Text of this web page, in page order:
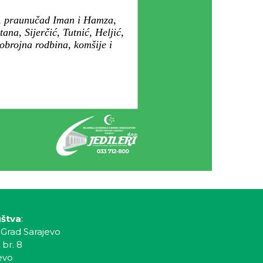
Iman i Hamza,
Sijerčić, Tutnić, Heljić,
rodbina, komšije i
:
Sarajevo
br. 8